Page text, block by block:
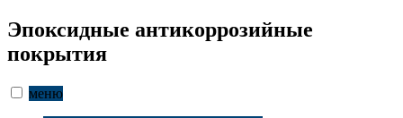
Эпоксидные антикоррозийные
покрытия
меню